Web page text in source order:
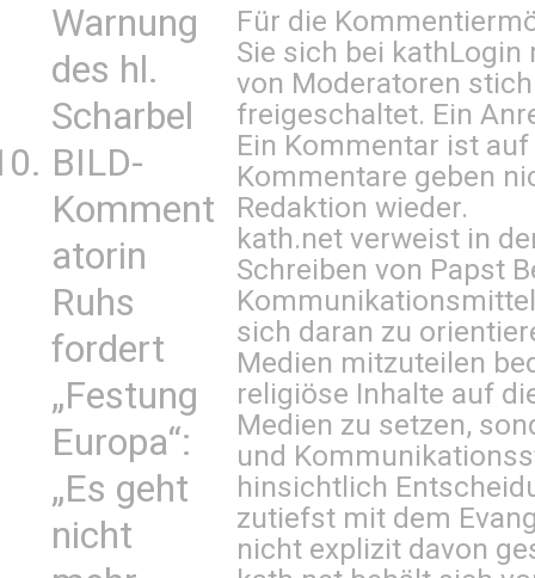
Warnung
des hl.
Scharbel
BILD-
Komment
atorin
Ruhs
fordert
„Festung
Europa“:
„Es geht
nicht
Für die
Sie sich bei kathLogin
von Moderatoren
freigeschaltet. Ein
Ein Kommentar ist
Kommentare geben
Redaktion wieder.
kath.net verweist in
Schreiben von Papst
sich daran zu
Medien mitzuteilen
religiöse Inhalte auf
Medien zu setzen,
und
hinsichtlich
zutiefst mit dem
nicht explizit davon